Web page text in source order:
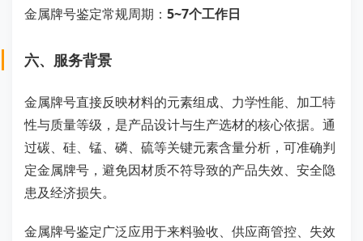
金属牌号鉴定常规周期： 5~7个工作日
六、服务背景
金属牌号直接反映材料的元素组成、力学性能、加工特
性与质量等级，是产品设计与生产选材的核心依据。通
过碳、硅、锰、磷、硫等关键元素含量分析，可准确判
定金属牌号，避免因材质不符导致的产品失效、安全隐
患及经济损失。
金属牌号鉴定广泛应用于来料验收、供应商管控、失效